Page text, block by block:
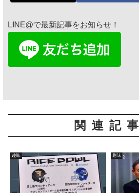
LINE@で最新記事をお知らせ！
関連記事
趣味 趣味